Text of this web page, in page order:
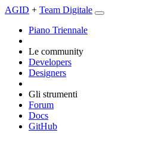
AGID + Team Digitale
Piano Triennale
Le community
Developers
Designers
Gli strumenti
Forum
Docs
GitHub